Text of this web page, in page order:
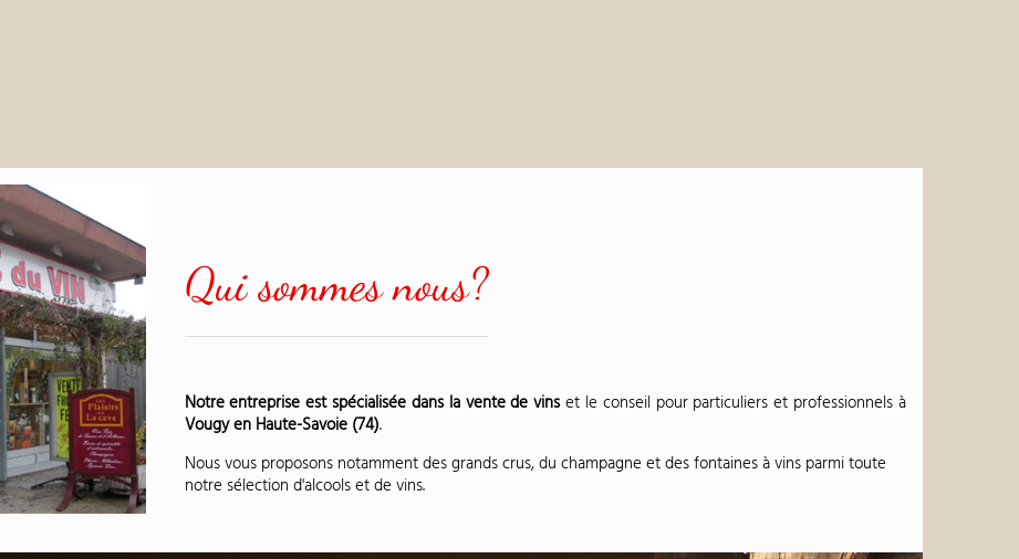
Qui sommes nous?
Notre entreprise est spécialisée dans la vente de vinset le conseil pour particuliers et professionnels à
Vougy en Haute-Savoie (74).
Nous vous proposons notamment des grands crus, du champagne et des fontaines à vins parmi toute
notre sélection d'alcools et de vins.